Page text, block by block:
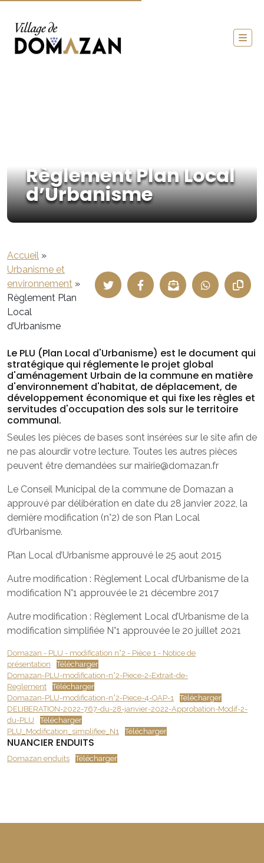
Règlement Plan Local
d’Urbanisme
Accueil »
Urbanisme et
environnement »
Règlement Plan
Local
d’Urbanisme
Le PLU (Plan Local d'Urbanisme) est le document qui
stratégique qui réglemente le projet global
d'aménagement Urbain de la commune en matière
d'environnement d'habitat, de déplacement, de
développement économique et qui fixe les règles et
servitudes d'occupation des sols sur le territoire
communal.
Seules les pièces de bases sont insérées sur le site afin de
ne pas alourdir votre lecture. Toutes les autres pièces
peuvent être demandées sur mairie@domazan.fr
Le Conseil Municipal de la commune de Domazan a
approuvé par délibération en date du 28 janvier 2022, la
dernière modification (n°2) de son Plan Local
d’Urbanisme.
Plan Local d’Urbanisme approuvé le 25 aout 2015
Autre modification : Règlement Local d’Urbanisme de la
modification N°1 approuvée le 21 décembre 2017
Autre modification : Règlement Local d’Urbanisme de la
modification simplifiée N°1 approuvée le 20 juillet 2021
Domazan - PLU - modification n°2 - Pièce 1 - Notice de
présentation
Télécharger
Domazan-PLU-modification-n°2-Piece-2-Extrait-de-
Reglement
Télécharger
Domazan-PLU-modification-n°2-Piece-4-OAP-1
Télécharger
DELIBERATION-2022-767-du-28-janvier-2022-Approbation-Modif-2-
du-PLU
Télécharger
PLU_Modification_simplifiee_N1
Télécharger
NUANCIER ENDUITS
Domazan enduits Télécharger